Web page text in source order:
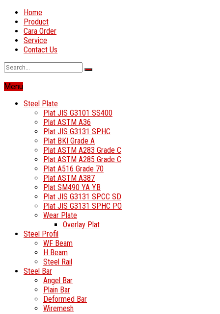
Home
Product
Cara Order
Service
Contact Us
Menu
Steel Plate
Plat JIS G3101 SS400
Plat ASTM A36
Plat JIS G3131 SPHC
Plat BKI Grade A
Plat ASTM A283 Grade C
Plat ASTM A285 Grade C
Plat A516 Grade 70
Plat ASTM A387
Plat SM490 YA YB
Plat JIS G3131 SPCC SD
Plat JIS G3131 SPHC PO
Wear Plate
Overlay Plat
Steel Profil
WF Beam
H Beam
Steel Rail
Steel Bar
Angel Bar
Plain Bar
Deformed Bar
Wiremesh